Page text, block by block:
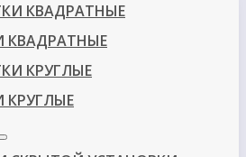
КВАДРАТНЫЕ
КВАДРАТНЫЕ
КРУГЛЫЕ
КРУГЛЫЕ